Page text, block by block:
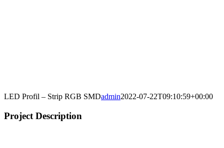
LED Profil – Strip RGB SMDadmin2022-07-22T09:10:59+00:00
Project Description